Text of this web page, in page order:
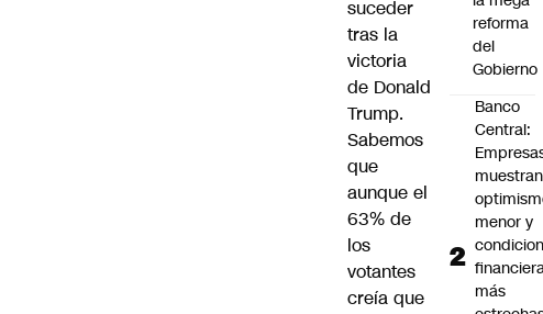
suceder
tras la
victoria
de Donald
Trump.
Sabemos
que
aunque el
63% de
los
votantes
creía que
reforma
del
Gobierno
Banco
Central:
muestran
menor y
más